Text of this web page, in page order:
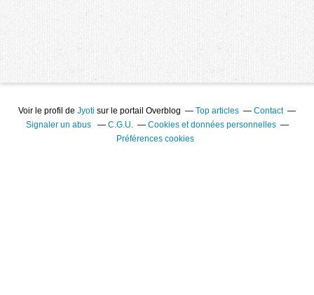
Voir le profil de Jyoti sur le portail Overblog Top articles
Contact
Signaler un abus
C.G.U.
Cookies et données personnelles
Préférences cookies